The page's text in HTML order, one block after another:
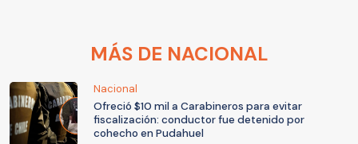
MÁS DE NACIONAL
Nacional
Ofreció $10 mil a Carabineros para evitar
fiscalización: conductor fue detenido por
cohecho en Pudahuel